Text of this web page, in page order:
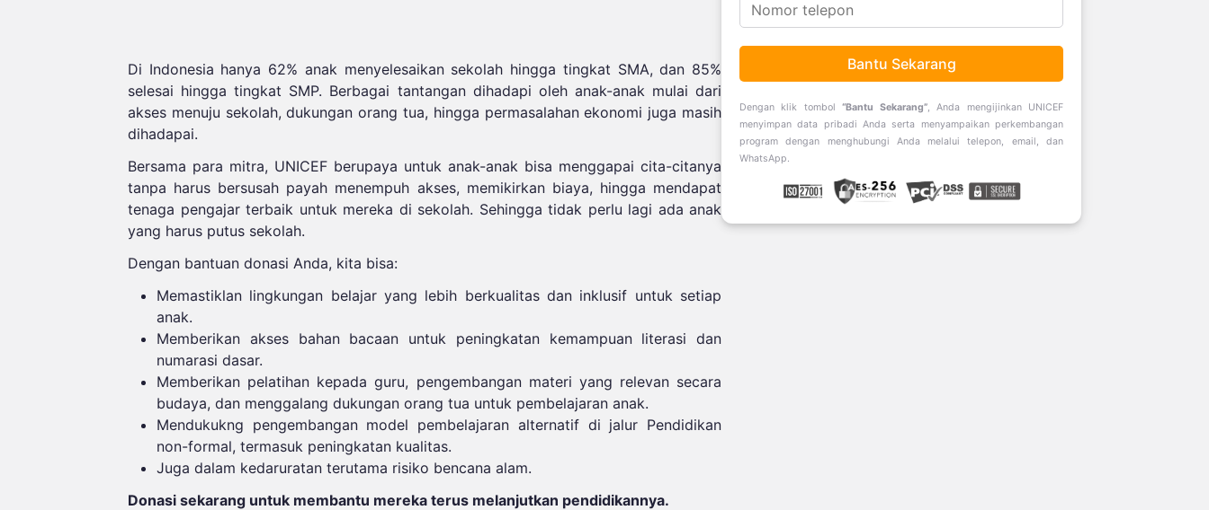
Bantu Sekarang
Dengan klik tombol“Bantu Sekarang”, Anda mengijinkan UNICEF
menyimpan data pribadi Anda serta menyampaikan perkembangan
program dengan menghubungi Anda melalui telepon, email, dan
WhatsApp.
Di Indonesia hanya 62% anak menyelesaikan sekolah hingga tingkat SMA, dan 85%
selesai hingga tingkat SMP. Berbagai tantangan dihadapi oleh anak-anak mulai dari
akses menuju sekolah, dukungan orang tua, hingga permasalahan ekonomi juga masih
dihadapai.
Bersama para mitra, UNICEF berupaya untuk anak-anak bisa menggapai cita-citanya
tanpa harus bersusah payah menempuh akses, memikirkan biaya, hingga mendapat
tenaga pengajar terbaik untuk mereka di sekolah. Sehingga tidak perlu lagi ada anak
yang harus putus sekolah.
Dengan bantuan donasi Anda, kita bisa:
Memastiklan lingkungan belajar yang lebih berkualitas dan inklusif untuk setiap
anak.
Memberikan akses bahan bacaan untuk peningkatan kemampuan literasi dan
numarasi dasar.
Memberikan pelatihan kepada guru, pengembangan materi yang relevan secara
budaya, dan menggalang dukungan orang tua untuk pembelajaran anak.
Mendukukng pengembangan model pembelajaran alternatif di jalur Pendidikan
non-formal, termasuk peningkatan kualitas.
Juga dalam kedaruratan terutama risiko bencana alam.
Donasi sekarang untuk membantu mereka terus melanjutkan pendidikannya.